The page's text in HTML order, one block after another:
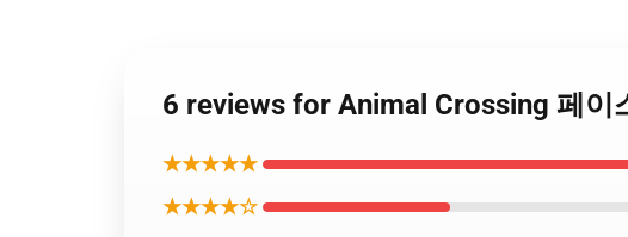
6 reviews for Animal Crossing 페이
★★★★★
★★★★☆